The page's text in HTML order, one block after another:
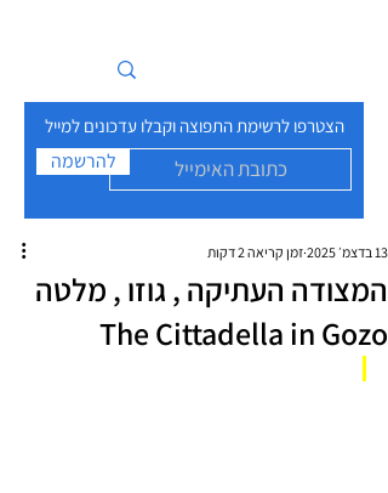
הצטרפו לרשימת התפוצה וקבלו עדכונים למייל
להרשמה
המצודה העתיקה , גוזו , מלטה
The Cittadella in Gozo
13 בדצמ׳ 2025 זמן קריאה 2 דקות